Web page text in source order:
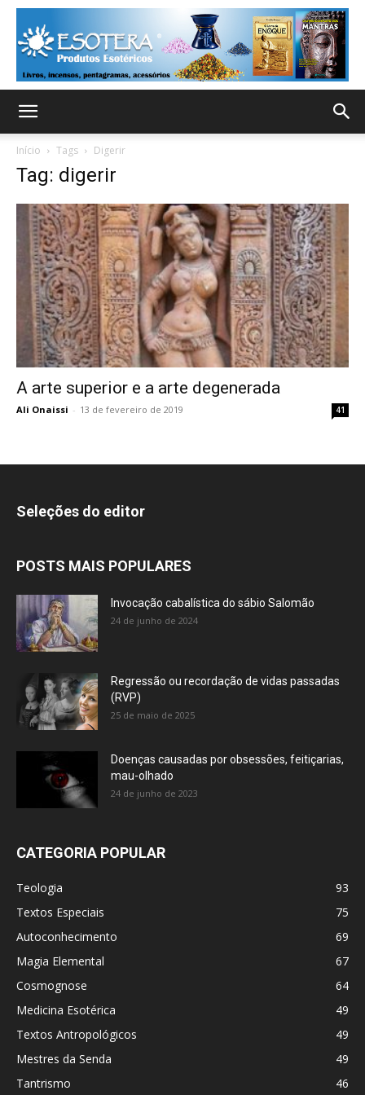
Início Tags Digerir
Tag: digerir
A arte superior e a arte degenerada
Ali Onaissi - 13 de fevereiro de 2019 41
Seleções do editor
POSTS MAIS POPULARES
Invocação cabalística do sábio Salomão
24 de junho de 2024
Regressão ou recordação de vidas passadas
(RVP)
25 de maio de 2025
Doenças causadas por obsessões, feitiçarias,
mau-olhado
24 de junho de 2023
CATEGORIA POPULAR
Teologia
93
Textos Especiais
75
Autoconhecimento
69
Magia Elemental
67
Cosmognose
64
Medicina Esotérica
49
Textos Antropológicos
49
Mestres da Senda
49
Tantrismo
46